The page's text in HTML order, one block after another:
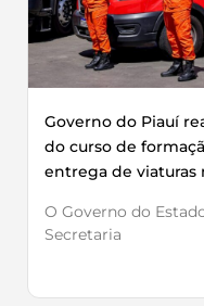
Governo do Piauí
do curso de
entrega de viaturas
O Governo do
Secretaria